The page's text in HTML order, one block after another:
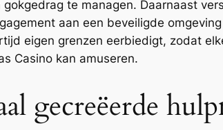
gokgedrag te managen. Daarnaast
aan een beveiligde
eigen grenzen eerbiedigt, zodat
Casino kan amuseren.
gecreëerde